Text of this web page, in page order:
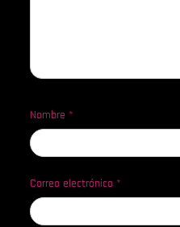
Nombre *
Correo electrónico *